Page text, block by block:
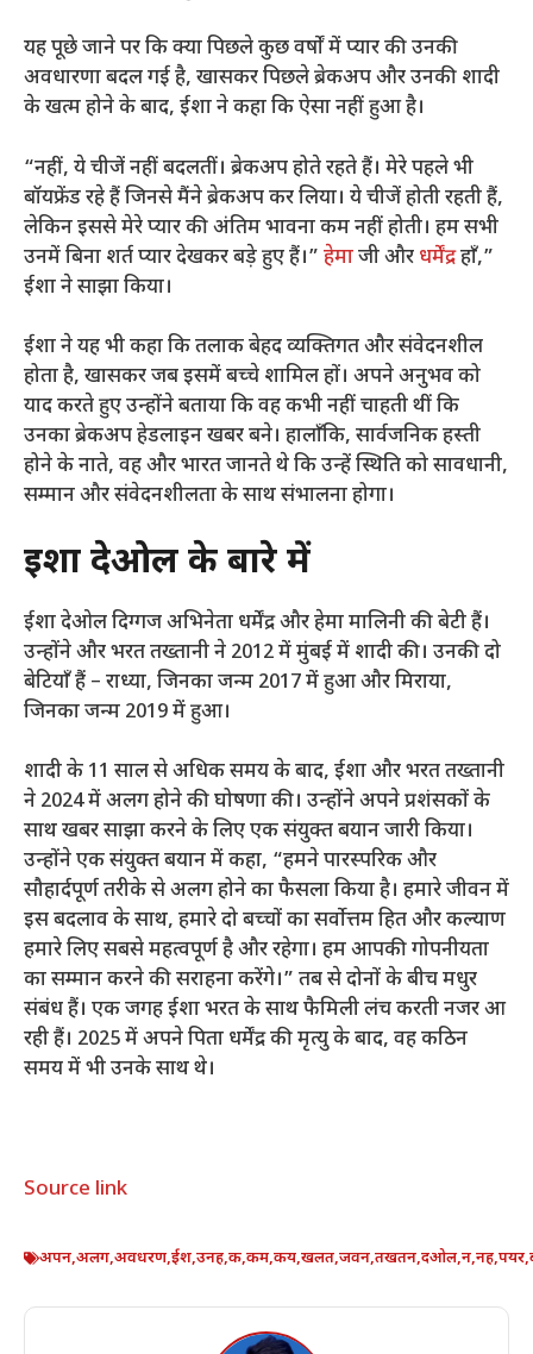
यह पूछे जाने पर कि क्या पिछले कुछ वर्षों में प्यार की उनकी
अवधारणा बदल गई है, खासकर पिछले ब्रेकअप और उनकी शादी
के खत्म होने के बाद, ईशा ने कहा कि ऐसा नहीं हुआ है।
“नहीं, ये चीजें नहीं बदलतीं। ब्रेकअप होते रहते हैं। मेरे पहले भी
बॉयफ्रेंड रहे हैं जिनसे मैंने ब्रेकअप कर लिया। ये चीजें होती रहती हैं,
लेकिन इससे मेरे प्यार की अंतिम भावना कम नहीं होती। हम सभी
उनमें बिना शर्त प्यार देखकर बड़े हुए हैं।” हेमाजी और धर्मेंद्रहाँ,”
ईशा ने साझा किया।
ईशा ने यह भी कहा कि तलाक बेहद व्यक्तिगत और संवेदनशील
होता है, खासकर जब इसमें बच्चे शामिल हों। अपने अनुभव को
याद करते हुए उन्होंने बताया कि वह कभी नहीं चाहती थीं कि
उनका ब्रेकअप हेडलाइन खबर बने। हालाँकि, सार्वजनिक हस्ती
होने के नाते, वह और भारत जानते थे कि उन्हें स्थिति को सावधानी,
सम्मान और संवेदनशीलता के साथ संभालना होगा।
ईशा देओल के बारे में
ईशा देओल दिग्गज अभिनेता धर्मेंद्र और हेमा मालिनी की बेटी हैं।
उन्होंने और भरत तख्तानी ने 2012 में मुंबई में शादी की। उनकी दो
बेटियाँ हैं – राध्या, जिनका जन्म 2017 में हुआ और मिराया,
जिनका जन्म 2019 में हुआ।
शादी के 11 साल से अधिक समय के बाद, ईशा और भरत तख्तानी
ने 2024 में अलग होने की घोषणा की। उन्होंने अपने प्रशंसकों के
साथ खबर साझा करने के लिए एक संयुक्त बयान जारी किया।
उन्होंने एक संयुक्त बयान में कहा, “हमने पारस्परिक और
सौहार्दपूर्ण तरीके से अलग होने का फैसला किया है। हमारे जीवन में
इस बदलाव के साथ, हमारे दो बच्चों का सर्वोत्तम हित और कल्याण
हमारे लिए सबसे महत्वपूर्ण है और रहेगा। हम आपकी गोपनीयता
का सम्मान करने की सराहना करेंगे।” तब से दोनों के बीच मधुर
संबंध हैं। एक जगह ईशा भरत के साथ फैमिली लंच करती नजर आ
रही हैं। 2025 में अपने पिता धर्मेंद्र की मृत्यु के बाद, वह कठिन
समय में भी उनके साथ थे।
Source link
अपन,अलग,अवधरण,ईश,उनह,क,कम,कय,खलत,जवन,तखतन,दओल,न,नह,पयर,